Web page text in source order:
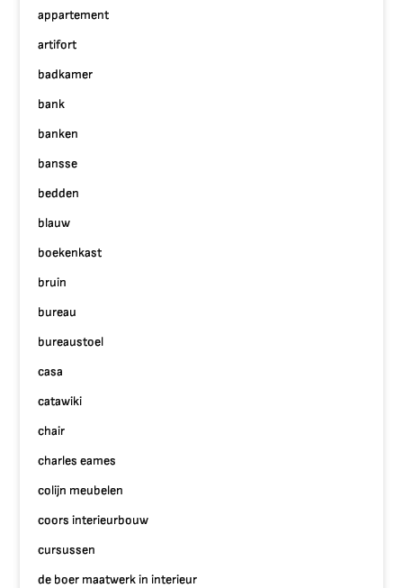
appartement
artifort
badkamer
bank
banken
bansse
bedden
blauw
boekenkast
bruin
bureau
bureaustoel
casa
catawiki
chair
charles eames
colijn meubelen
coors interieurbouw
cursussen
de boer maatwerk in interieur